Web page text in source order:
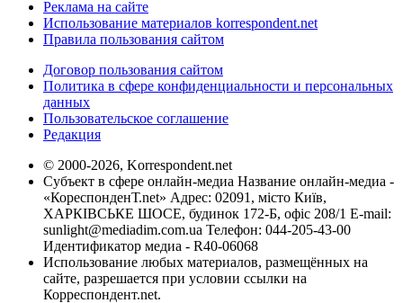
Реклама на сайте
Использование материалов korrespondent.net
Правила пользования сайтом
Договор пользования сайтом
Политика в сфере конфиденциальности и персональных
данных
Пользовательское соглашение
Редакция
© 2000-2026, Korrespondent.net
Субъект в сфере онлайн-медиа Название онлайн-медиа -
«КореспонденТ.net» Адрес: 02091, місто Київ,
ХАРКІВСЬКЕ ШОСЕ, будинок 172-Б, офіс 208/1 E-mail:
sunlight@mediadim.com.ua Телефон: 044-205-43-00
Идентификатор медиа - R40-06068
Использование любых материалов, размещённых на
сайте, разрешается при условии ссылки на
Корреспондент.net.